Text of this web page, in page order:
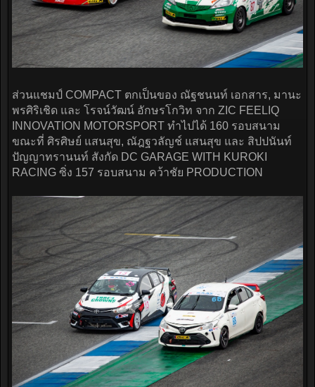
ส่วนแชมป์ COMPACT ตกเป็นของ ณัฐชนนท์ เอกสาร, มานะ
พรศิริเชิด และ โรจน์วัฒน์ อักษรโกวิท จาก ZIC FEELIQ
INNOVATION MOTORSPORT ทำไปได้ 160 รอบสนาม
ขณะที่ ศิรศิษย์ แสนสุข, ณัฎฐวลัญช์ แสนสุข และ สิปปนันท์
ปัญญาทรานนท์ สังกัด DC GARAGE WITH KUROKI
RACING ซิ่ง 157 รอบสนาม คว้าชัย PRODUCTION